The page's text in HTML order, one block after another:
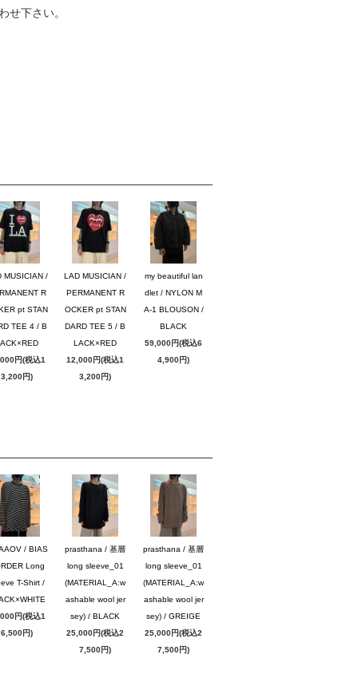
せ下さい。
MUSICIAN /
R
pt STAN
TEE 4 / B
円(税込1
3,200円)
LAD MUSICIAN /
PERMANENT R
OCKER pt STAN
DARD TEE 5 / B
LACK×RED
12,000円(税込1
3,200円)
my beautiful lan
dlet / NYLON M
A-1 BLOUSON /
BLACK
59,000円(税込6
4,900円)
/ BIAS
Long
T-Shirt /
円(税込1
6,500円)
prasthana / 基層
long sleeve_01
(MATERIAL_A:w
ashable wool jer
sey) / BLACK
25,000円(税込2
7,500円)
prasthana / 基層
long sleeve_01
(MATERIAL_A:w
ashable wool jer
sey) / GREIGE
25,000円(税込2
7,500円)